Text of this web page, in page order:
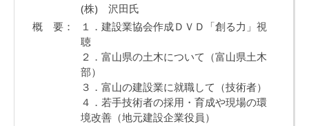
(株) 沢田氏
概 要：
１．建設業協会作成ＤＶＤ「創る力」視
聴
２．富山県の土木について（富山県土木
部）
３．富山の建設業に就職して（技術者）
４．若手技術者の採用・育成や現場の環
境改善（地元建設企業役員）